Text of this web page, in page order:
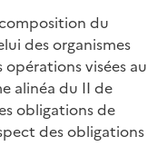
du
des organismes
opérations visées au
alinéa du II de
obligations de
des obligations